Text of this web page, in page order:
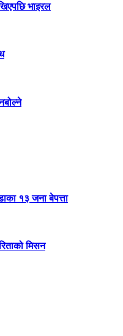
भाइरल
१३ जना बेपत्ता
मिसन